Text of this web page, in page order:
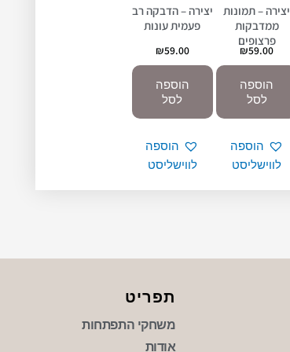
יצירה – תמונות
ממדבקות
פרצופים
₪59.00
הוספה
לסל
הוספה
לווישליסט
יצירה – הדבקה רב
פעמית עונות
₪59.00
הוספה
לסל
הוספה
לווישליסט
תפריט
משחקי התפתחות
אודות